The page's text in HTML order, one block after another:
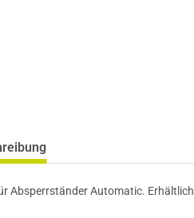
Absperrständer Automatic.